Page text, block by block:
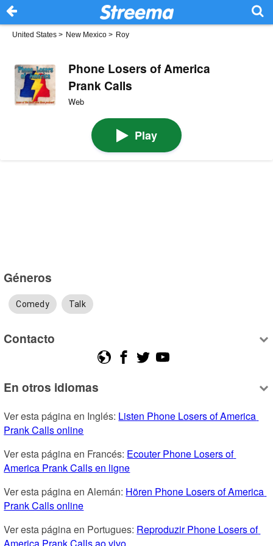
United States > New Mexico > Roy
Phone Losers of America
Prank Calls
Web
Play
Géneros
Comedy Talk
Contacto
En otros idiomas
Ver esta página en Inglés: Listen Phone Losers of America
Prank Calls online
Ver esta página en Francés: Ecouter Phone Losers of
America Prank Calls en ligne
Ver esta página en Alemán: Hören Phone Losers of America
Prank Calls online
Ver esta página en Portugues: Reproduzir Phone Losers of
America Prank Calls ao vivo